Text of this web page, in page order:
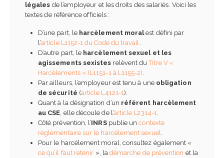
légales de l’employeur et les droits des salariés. Voici les
textes de référence officiels :
D’une part, le harcèlement moralest défini par
l’article L1152-1 du Code du travail
D’autre part, le harcèlement sexuel et les
agissements sexistes relèvent duTitre V «
Harcèlements » (L1151-1 à L1155-2)
Par ailleurs, l’employeur est tenu à une obligation
de sécurité (article L4121-1).
Quant à la désignation d’un référent harcèlement
au CSE , elle découle de l’article L2314-1
Côté prévention, l’INRSpublie uncontexte
réglementaire sur le harcèlement sexuel
Pour le harcèlement moral, consultez également «
ce qu’il faut retenir », la démarche de prévention et la